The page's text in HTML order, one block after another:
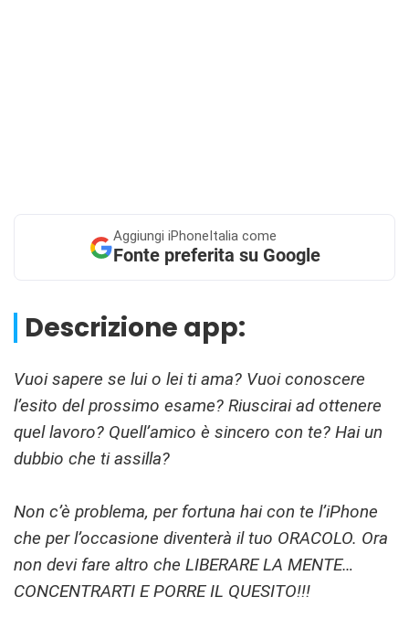
Aggiungi iPhoneItalia come
Fonte preferita su Google
Descrizione app:
Vuoi sapere se lui o lei ti ama? Vuoi conoscere
l’esito del prossimo esame? Riuscirai ad ottenere
quel lavoro? Quell’amico è sincero con te? Hai un
dubbio che ti assilla?
Non c’è problema, per fortuna hai con te l’iPhone
che per l’occasione diventerà il tuo ORACOLO. Ora
non devi fare altro che LIBERARE LA MENTE…
CONCENTRARTI E PORRE IL QUESITO!!!